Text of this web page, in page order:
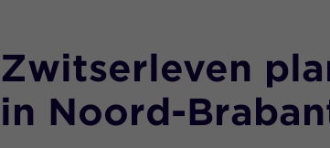
Zwitserleven
in Noord-